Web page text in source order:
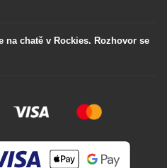
na chatě v Rockies. Rozhovor se